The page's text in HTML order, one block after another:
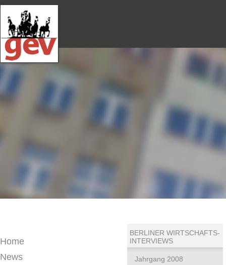
Home
News
BERLINER WIRTSCHAFTS-
INTERVIEWS
Jahrgang 2008